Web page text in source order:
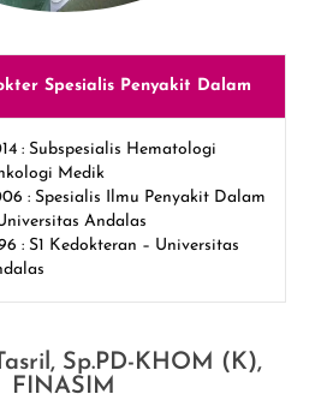
Spesialis Penyakit Dalam
: Subspesialis Hematologi
Medik
: Spesialis Ilmu Penyakit Dalam
Andalas
: S1 Kedokteran – Universitas
Sp.PD-KHOM (K),
FINASIM